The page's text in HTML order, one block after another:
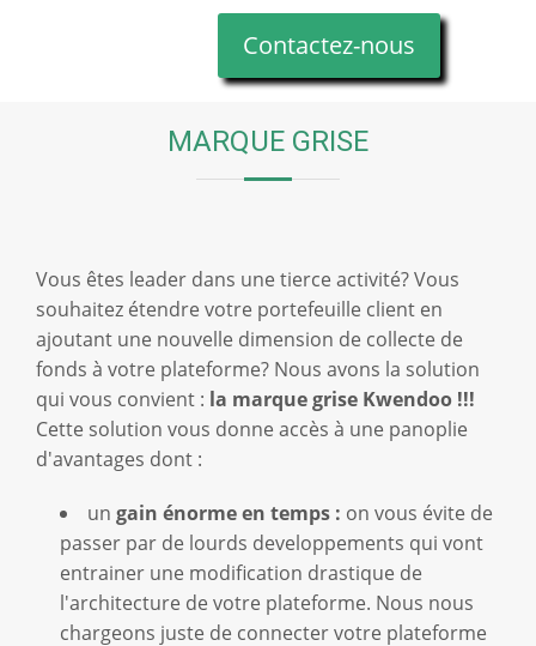
Contactez-nous
MARQUE GRISE
Vous êtes leader dans une tierce activité? Vous
souhaitez étendre votre portefeuille client en
ajoutant une nouvelle dimension de collecte de
fonds à votre plateforme? Nous avons la solution
qui vous convient : la marque grise Kwendoo !!!
Cette solution vous donne accès à une panoplie
d'avantages dont :
un gain énorme en temps : on vous évite de
passer par de lourds developpements qui vont
entrainer une modification drastique de
l'architecture de votre plateforme. Nous nous
chargeons juste de connecter votre plateforme